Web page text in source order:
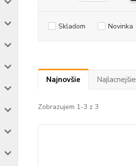
Skladom Novinka
Najnovšie Najlacnejšie
Zobrazujem 1-3 z 3